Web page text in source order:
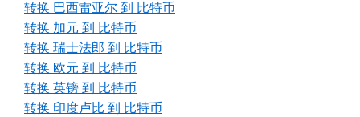
转换 巴西雷亚尔 到 比特币
转换 加元 到 比特币
转换 瑞士法郎 到 比特币
转换 欧元 到 比特币
转换 英镑 到 比特币
转换 印度卢比 到 比特币